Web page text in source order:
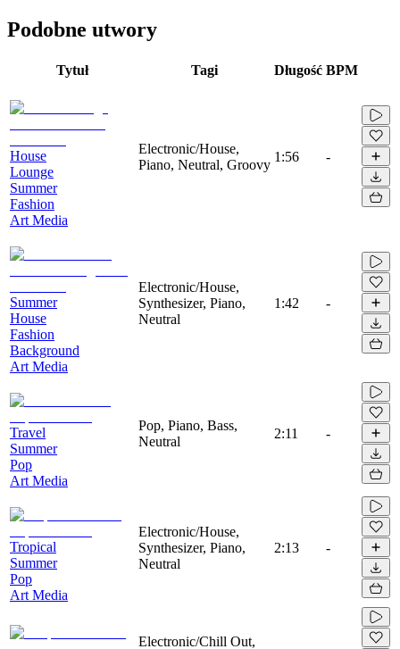
Podobne utwory
Tytuł Tagi Długość BPM
House
Lounge
Summer
Fashion
Art Media
Electronic/House,
Piano, Neutral, Groovy
1:56 -
Summer
House
Fashion
Background
Art Media
Electronic/House,
Synthesizer, Piano,
Neutral
1:42 -
Travel
Summer
Pop
Art Media
Pop, Piano, Bass,
Neutral
2:11 -
Tropical
Summer
Pop
Art Media
Electronic/House,
Synthesizer, Piano,
Neutral
2:13 -
Electronic/Chill Out,